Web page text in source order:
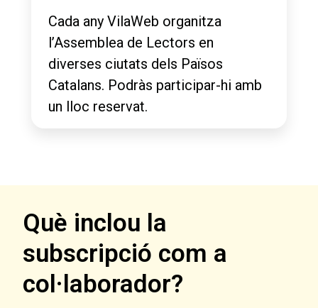
Cada any VilaWeb organitza
l’Assemblea de Lectors en
diverses ciutats dels Països
Catalans. Podràs participar-hi amb
un lloc reservat.
Què inclou la
subscripció com a
col·laborador?